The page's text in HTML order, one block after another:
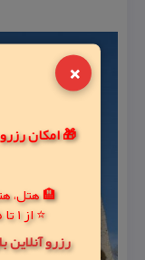
×
🏨 هتل،
⭐ از 1 تا 5 ستاره | فولبرد | نزدیک حرم
رزرو آنلاین